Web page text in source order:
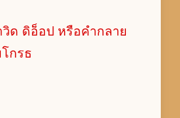
วิด ดิอ็อป หรือคำกลาย
กรธ